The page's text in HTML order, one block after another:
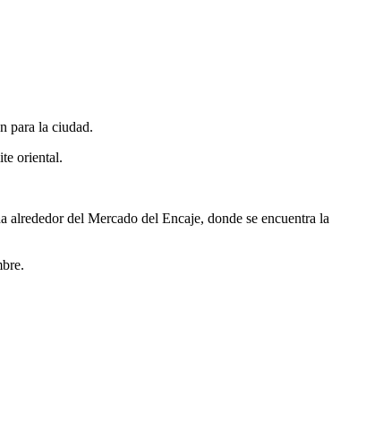
para la ciudad.
oriental.
del Mercado del Encaje, donde se encuentra la